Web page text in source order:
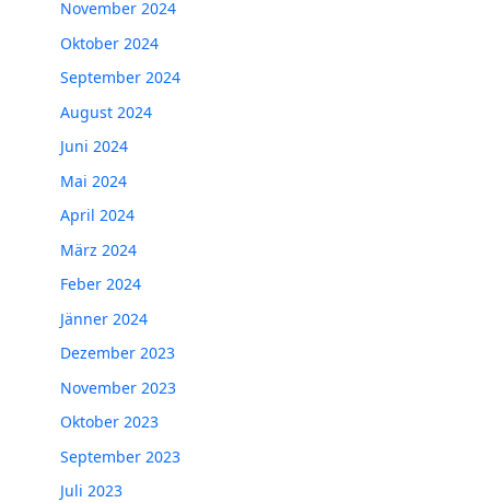
November 2024
Oktober 2024
September 2024
August 2024
Juni 2024
Mai 2024
April 2024
März 2024
Feber 2024
Jänner 2024
Dezember 2023
November 2023
Oktober 2023
September 2023
Juli 2023